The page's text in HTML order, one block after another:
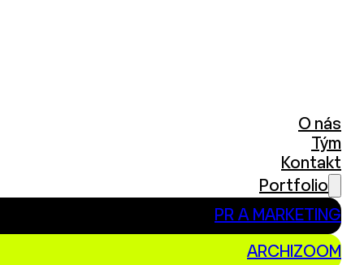
O nás
Tým
Kontakt
Portfolio
PR A MARKETING
ARCHIZOOM